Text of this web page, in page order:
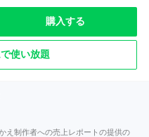
購入する
使い放題
え制作者への売上レポートの提供の